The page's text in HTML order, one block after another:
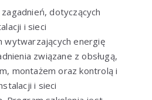
dotyczących
i sieci
wytwarzających energię
związane z obsługą,
montażem oraz kontrolą i
i sieci